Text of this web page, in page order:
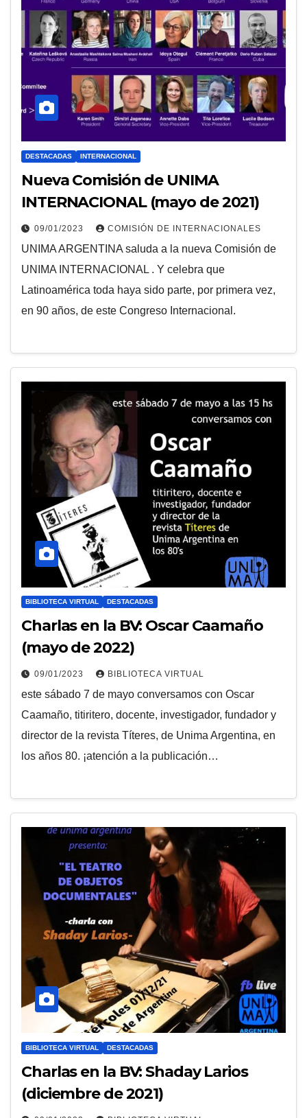
DESTACADAS INTERNACIONAL
Nueva Comisión de UNIMA
INTERNACIONAL (mayo de 2021)
09/01/2023 COMISIÓN DE INTERNACIONALES
UNIMA ARGENTINA saluda a la nueva Comisión de
UNIMA INTERNACIONAL . Y celebra que
Latinoamérica toda haya sido parte, por primera vez,
en 90 años, de este Congreso Internacional.
BIBLIOTECA VIRTUAL DESTACADAS
Charlas en la BV: Oscar Caamaño
(mayo de 2022)
09/01/2023 BIBLIOTECA VIRTUAL
este sábado 7 de mayo conversamos con Oscar
Caamaño, titiritero, docente, investigador, fundador y
director de la revista Títeres, de Unima Argentina, en
los años 80. ¡atención a la publicación…
BIBLIOTECA VIRTUAL DESTACADAS
Charlas en la BV: Shaday Larios
(diciembre de 2021)